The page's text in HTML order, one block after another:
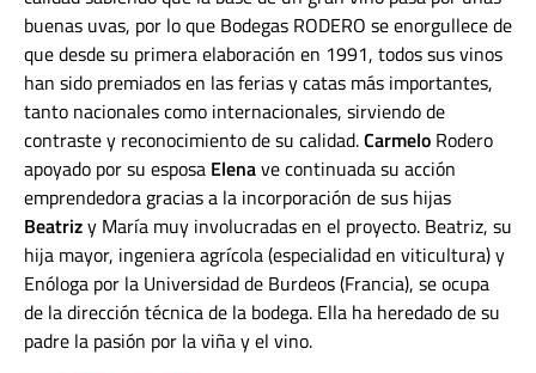
buenas uvas, por lo que Bodegas RODERO se enorgullece de
que desde su primera elaboración en 1991, todos sus vinos
han sido premiados en las ferias y catas más importantes,
tanto nacionales como internacionales, sirviendo de
contraste y reconocimiento de su calidad.Carmelo Rodero
apoyado por su esposa Elenave continuada su acción
emprendedora gracias a la incorporación de sus hijas
Beatrizy María muy involucradas en el proyecto. Beatriz, su
hija mayor, ingeniera agrícola (especialidad en viticultura) y
Enóloga por la Universidad de Burdeos (Francia), se ocupa
de la dirección técnica de la bodega. Ella ha heredado de su
padre la pasión por la viña y el vino.